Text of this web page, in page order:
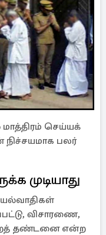
செய்யக்
நிச்சயமாக பலர்
முடியாது
விசாரணை,
தண்டனை என்ற